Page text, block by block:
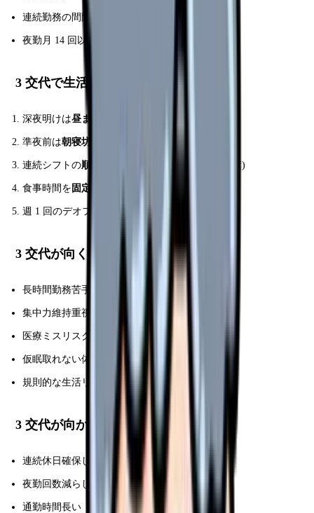
連続勤務の間隔規制あり
夜勤月 14 回以内推奨(看護協会)
3 交代で生活リズム守るコツ
深夜明けは昼まで睡眠
準夜前は朝寝坊
連続シフトの順番 考慮(日勤→準夜→休→深夜推奨)
食事時間を 固定
週 1 回のデオフ日で完全回復
3 交代が向くタイプ
長時間勤務苦手
集中力維持重視
医療ミスリスク避けたい
仮眠取れない体質
規則的な生活リズム好き
3 交代が向かないタイプ
連続休日確保したい
夜勤回数減らしたい
通勤時間長い